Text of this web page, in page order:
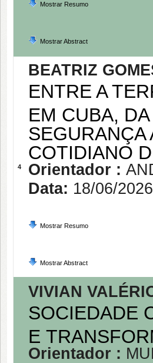
Mostrar Resumo
Mostrar Abstract
4
BEATRIZ
ENTRE A
EM CUBA,
SEGURANÇA
COTIDIANO
Orientador :
Data: 18/06/2026
Mostrar Resumo
Mostrar Abstract
VIVIAN
SOCIEDADE
E
Orientador :